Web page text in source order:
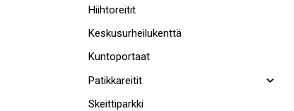
Hiihtoreitit
Keskusurheilukenttä
Kuntoportaat
Patikkareitit
Skeittiparkki